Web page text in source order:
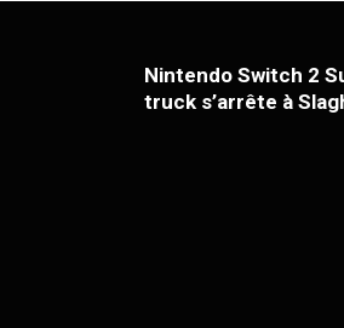
Nintendo Switch 2
truck s’arrête à